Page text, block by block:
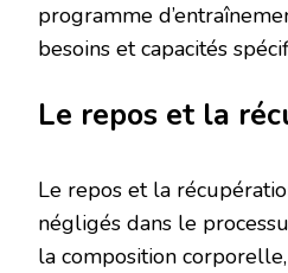
programme
besoins et capacités
Le repos et la
Le repos et la
négligés dans le
la composition